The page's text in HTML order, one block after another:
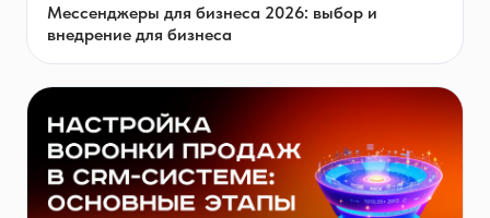
Мессенджеры для бизнеса 2026: выбор и
внедрение для бизнеса